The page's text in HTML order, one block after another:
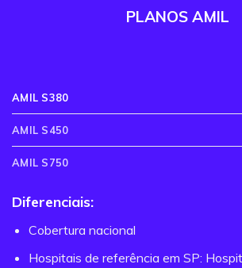
PLANOS AMIL
AMIL S380
AMIL S450
AMIL S750
Diferenciais:
Cobertura nacional
Hospitais de referência em SP: